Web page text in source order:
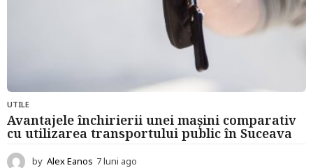
UTILE
Avantajele închirierii unei mașini comparativ
cu utilizarea transportului public în Suceava
by Alex Eanos 7 luni ago